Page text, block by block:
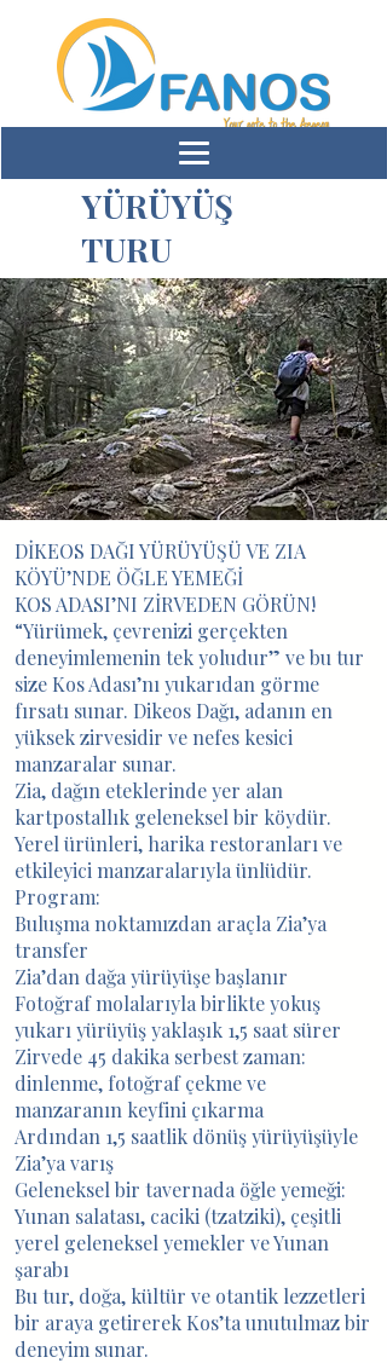
YÜRÜYÜŞ
TURU
DİKEOS DAĞI YÜRÜYÜŞÜ VE ZIA
KÖYÜ’NDE ÖĞLE YEMEĞİ
KOS ADASI’NI ZİRVEDEN GÖRÜN!
“Yürümek, çevrenizi gerçekten
deneyimlemenin tek yoludur” ve bu tur
size Kos Adası’nı yukarıdan görme
fırsatı sunar. Dikeos Dağı, adanın en
yüksek zirvesidir ve nefes kesici
manzaralar sunar.
Zia, dağın eteklerinde yer alan
kartpostallık geleneksel bir köydür.
Yerel ürünleri, harika restoranları ve
etkileyici manzaralarıyla ünlüdür.
Program:
Buluşma noktamızdan araçla Zia’ya
transfer
Zia’dan dağa yürüyüşe başlanır
Fotoğraf molalarıyla birlikte yokuş
yukarı yürüyüş yaklaşık 1,5 saat sürer
Zirvede 45 dakika serbest zaman:
dinlenme, fotoğraf çekme ve
manzaranın keyfini çıkarma
Ardından 1,5 saatlik dönüş yürüyüşüyle
Zia’ya varış
Geleneksel bir tavernada öğle yemeği:
Yunan salatası, caciki (tzatziki), çeşitli
yerel geleneksel yemekler ve Yunan
şarabı
Bu tur, doğa, kültür ve otantik lezzetleri
bir araya getirerek Kos’ta unutulmaz bir
deneyim sunar.